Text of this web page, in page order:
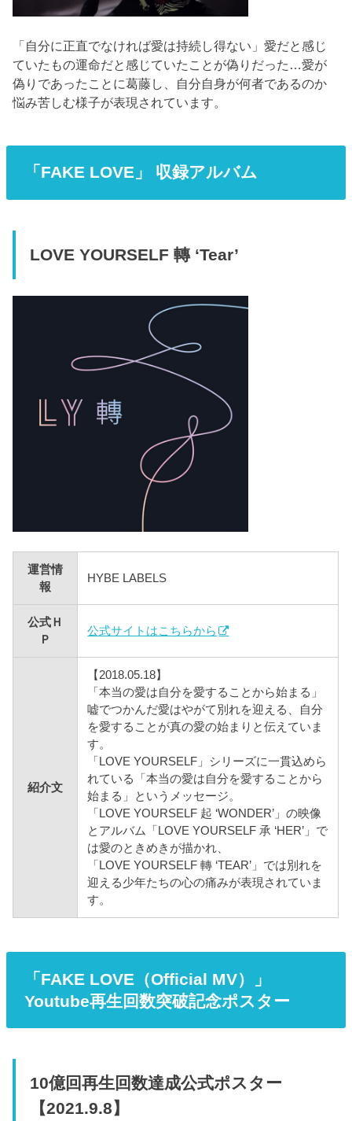
「自分に正直でなければ愛は持続し得ない」愛だと感じ
ていたもの運命だと感じていたことが偽りだった…愛が
偽りであったことに葛藤し、自分自身が何者であるのか
悩み苦しむ様子が表現されています。
「FAKE LOVE」 収録アルバム
LOVE YOURSELF 轉 ‘Tear’
運営情
報
HYBE LABELS
公式Ｈ
Ｐ
公式サイトはこちらから
紹介文
【2018.05.18】
「本当の愛は自分を愛することから始まる」
嘘でつかんだ愛はやがて別れを迎える、自分
を愛することが真の愛の始まりと伝えていま
す。
「LOVE YOURSELF」シリーズに一貫込めら
れている「本当の愛は自分を愛することから
始まる」というメッセージ。
「LOVE YOURSELF 起 ‘WONDER’」の映像
とアルバム「LOVE YOURSELF 承 ‘HER’」で
は愛のときめきが描かれ、
「LOVE YOURSELF 轉 ‘TEAR’」では別れを
迎える少年たちの心の痛みが表現されていま
す。
「FAKE LOVE（Official MV）」
Youtube再生回数突破記念ポスター
10億回再生回数達成公式ポスター
【2021.9.8】